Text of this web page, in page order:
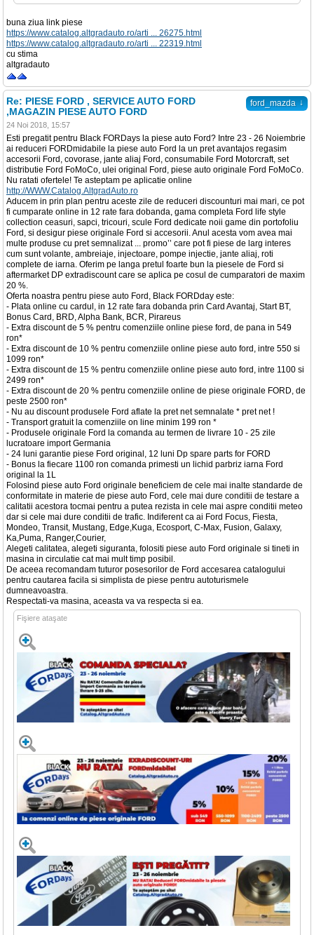
buna ziua link piese
https://www.catalog.altgradauto.ro/arti ... 26275.html
https://www.catalog.altgradauto.ro/arti ... 22319.html
cu stima
altgradauto
ford_mazda ↓
Re: PIESE FORD , SERVICE AUTO FORD
,MAGAZIN PIESE AUTO FORD
24 Noi 2018, 15:57
Esti pregatit pentru Black FORDays la piese auto Ford? Intre 23 - 26 Noiembrie
ai reduceri FORDmidabile la piese auto Ford la un pret avantajos regasim
accesorii Ford, covorase, jante aliaj Ford, consumabile Ford Motorcraft, set
distributie Ford FoMoCo, ulei original Ford, piese auto originale Ford FoMoCo.
Nu ratati ofertele! Te asteptam pe aplicatie online
http://WWW.Catalog.AltgradAuto.ro
Aducem in prin plan pentru aceste zile de reduceri discounturi mai mari, ce pot
fi cumparate online in 12 rate fara dobanda, gama completa Ford life style
collection ceasuri, sapci, tricouri, scule Ford dedicate noii game din portofoliu
Ford, si desigur piese originale Ford si accesorii. Anul acesta vom avea mai
multe produse cu pret semnalizat ... promo’’ care pot fi piese de larg interes
cum sunt volante, ambreiaje, injectoare, pompe injectie, jante aliaj, roti
complete de iarna. Oferim pe langa pretul foarte bun la piesele de Ford si
aftermarket DP extradiscount care se aplica pe cosul de cumparatori de maxim
20 %.
Oferta noastra pentru piese auto Ford, Black FORDday este:
- Plata online cu cardul, in 12 rate fara dobanda prin Card Avantaj, Start BT,
Bonus Card, BRD, Alpha Bank, BCR, Pirareus
- Extra discount de 5 % pentru comenziile online piese ford, de pana in 549
ron*
- Extra discount de 10 % pentru comenziile online piese auto ford, intre 550 si
1099 ron*
- Extra discount de 15 % pentru comenziile online piese auto ford, intre 1100 si
2499 ron*
- Extra discount de 20 % pentru comenziile online de piese originale FORD, de
peste 2500 ron*
- Nu au discount produsele Ford aflate la pret net semnalate * pret net !
- Transport gratuit la comenziile on line minim 199 ron *
- Produsele originale Ford la comanda au termen de livrare 10 - 25 zile
lucratoare import Germania
- 24 luni garantie piese Ford original, 12 luni Dp spare parts for FORD
- Bonus la fiecare 1100 ron comanda primesti un lichid parbriz iarna Ford
original la 1L
Folosind piese auto Ford originale beneficiem de cele mai inalte standarde de
conformitate in materie de piese auto Ford, cele mai dure conditii de testare a
calitatii acestora tocmai pentru a putea rezista in cele mai aspre conditii meteo
dar si cele mai dure conditii de trafic. Indiferent ca ai Ford Focus, Fiesta,
Mondeo, Transit, Mustang, Edge,Kuga, Ecosport, C-Max, Fusion, Galaxy,
Ka,Puma, Ranger,Courier,
Alegeti calitatea, alegeti siguranta, folositi piese auto Ford originale si tineti in
masina in circulatie cat mai mult timp posibil.
De aceea recomandam tuturor posesorilor de Ford accesarea catalogului
pentru cautarea facila si simplista de piese pentru autoturismele
dumneavoastra.
Respectati-va masina, aceasta va va respecta si ea.
Fişiere ataşate